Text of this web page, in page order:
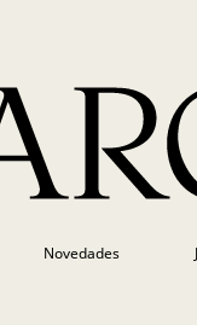
Novedades